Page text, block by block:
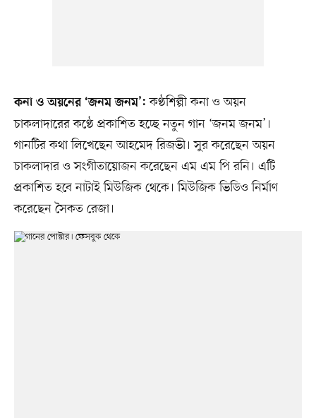
কনা ও অয়নের ‘জনম জনম’: কণ্ঠশিল্পী কনা ও অয়ন
চাকলাদারের কণ্ঠে প্রকাশিত হচ্ছে নতুন গান ‘জনম জনম’।
গানটির কথা লিখেছেন আহমেদ রিজভী। সুর করেছেন অয়ন
চাকলাদার ও সংগীতায়োজন করেছেন এম এম পি রনি। এটি
প্রকাশিত হবে নাটাই মিউজিক থেকে। মিউজিক ভিডিও নির্মাণ
করেছেন সৈকত রেজা।